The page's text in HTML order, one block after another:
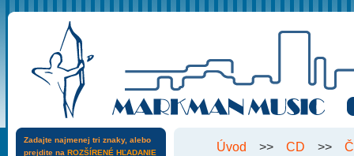
Úvod >> CD >>
Zadajte najmenej tri znaky, alebo
prejdite na ROZŠÍRENÉ HĽADANIE